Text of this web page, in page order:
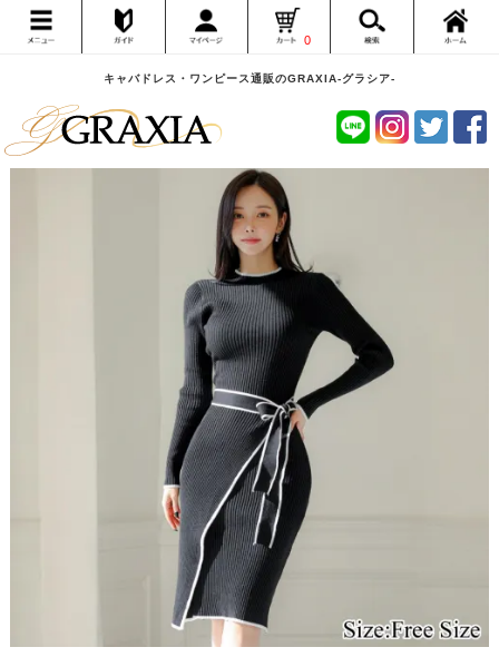
キャバドレス・ワンピース通販のGRAXIA-グラシア-
0